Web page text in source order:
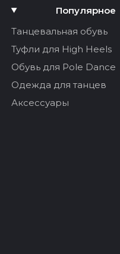
Популярное
Танцевальная обувь
Туфли для High Heels
Обувь для Pole Dance
Одежда для танцев
Аксессуары